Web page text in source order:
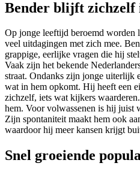
Bender blijft zichzelf
Op jonge leeftijd beroemd worden
veel uitdagingen met zich mee.
grappige, eerlijke vragen die hij
Vaak zijn het bekende
straat. Ondanks zijn jonge uiterlijk
wat in hem opkomt. Hij heeft een
zichzelf, iets wat kijkers
hem. Voor volwassenen is hij juist
Zijn spontaniteit maakt hem ook
waardoor hij meer kansen krijgt
Snel groeiende